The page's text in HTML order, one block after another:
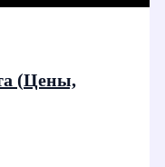
(Цены,